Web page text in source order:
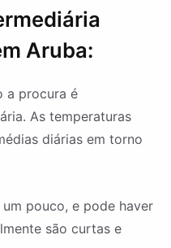
Aruba:
a procura é
As temperaturas
diárias em torno
pouco, e pode haver
são curtas e